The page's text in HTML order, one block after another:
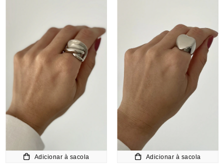
Adicionar à sacola Adicionar à sacola